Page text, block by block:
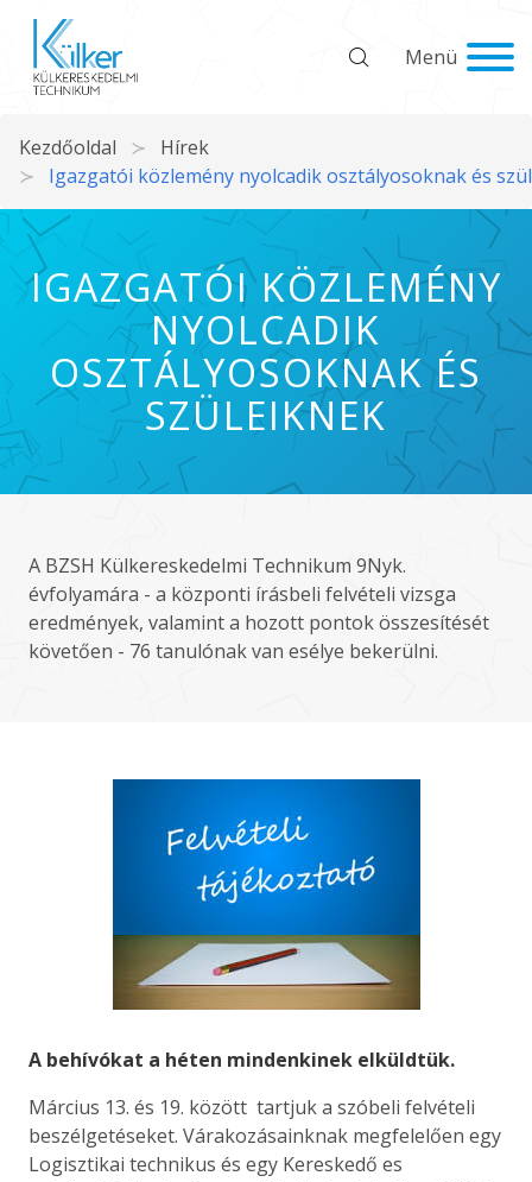
Menü
Kezdőoldal
Hírek
Igazgatói közlemény nyolcadik osztályosoknak és
IGAZGATÓI KÖZLEMÉNY
NYOLCADIK
OSZTÁLYOSOKNAK ÉS
SZÜLEIKNEK
A BZSH Külkereskedelmi Technikum 9Nyk.
évfolyamára - a központi írásbeli felvételi vizsga
eredmények, valamint a hozott pontok összesítését
követően - 76 tanulónak van esélye bekerülni.
A behívókat a héten mindenkinek elküldtük.
Március 13. és 19. között tartjuk a szóbeli felvételi
beszélgetéseket. Várakozásainknak megfelelően egy
Logisztikai technikus és egy Kereskedő es